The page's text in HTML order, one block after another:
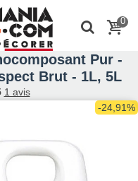
0
Pur -
Brut - 1L, 5L
1 avis
-24,91%